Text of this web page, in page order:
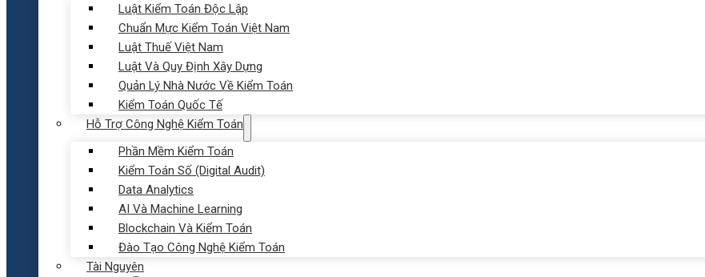
Luật Kiểm Toán Độc Lập
Chuẩn Mực Kiểm Toán Việt Nam
Luật Thuế Việt Nam
Luật Và Quy Định Xây Dựng
Quản Lý Nhà Nước Về Kiểm Toán
Kiểm Toán Quốc Tế
Hỗ Trợ Công Nghệ Kiểm Toán
Phần Mềm Kiểm Toán
Kiểm Toán Số (Digital Audit)
Data Analytics
AI Và Machine Learning
Blockchain Và Kiểm Toán
Đào Tạo Công Nghệ Kiểm Toán
Tài Nguyên